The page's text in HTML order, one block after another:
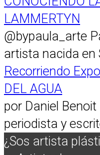
LAMMERTYN
@bypaula_arte
artista nacida en
Recorriendo
DEL AGUA
por Daniel
periodista y
¿Sos artista